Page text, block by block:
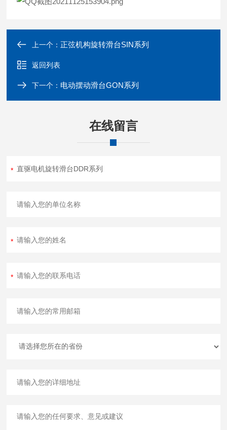
上一个： 正弦机构旋转滑台SIN系列
返回列表
下一个： 电动摆动滑台GON系列
在线留言